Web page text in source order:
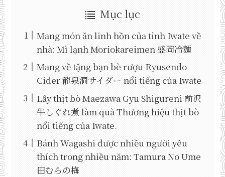
Mục lục
Mang món ăn linh hồn của tỉnh Iwate về
nhà: Mì lạnh Moriokareimen 盛岡冷麺
Mang về tặng bạn bè rượu Ryusendo
Cider 龍泉洞サイダー nổi tiếng của Iwate
Lấy thịt bò Maezawa Gyu Shigureni 前沢
牛しぐれ煮 làm quà Thương hiệu thịt bò
nổi tiếng của Iwate.
Bánh Wagashi được nhiều người yêu
thích trong nhiều năm: Tamura No Ume
田むらの梅